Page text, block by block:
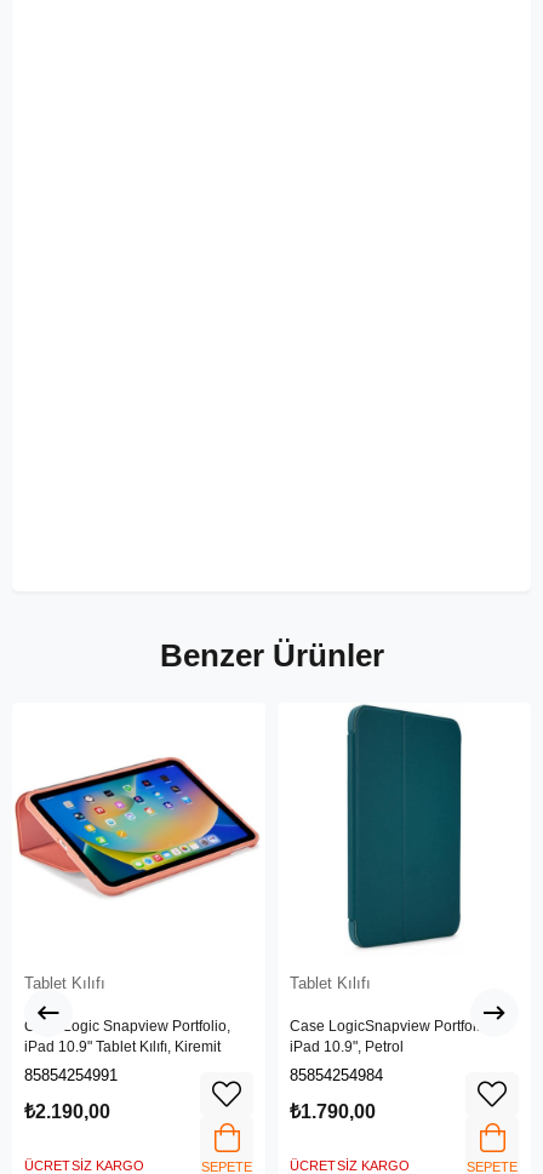
Benzer Ürünler
Tablet Kılıfı
Case Logic Snapview Portfolio,
iPad 10.9" Tablet Kılıfı, Kiremit
85854254991
₺2.190,00
ÜCRETSIZ KARGO
SEPETE
Tablet Kılıfı
Case LogicSnapview Portfolio,
iPad 10.9", Petrol
85854254984
₺1.790,00
ÜCRETSIZ KARGO
SEPETE